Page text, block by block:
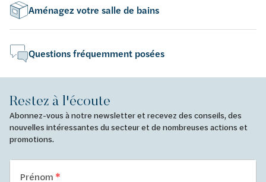
Aménagez votre salle de bains
Questions fréquemment posées
Restez à l'écoute
Abonnez-vous à notre newsletter et recevez des conseils, des
nouvelles intéressantes du secteur et de nombreuses actions et
promotions.
Prénom